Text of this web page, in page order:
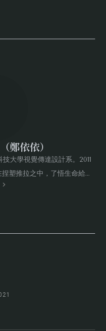
鄭依依）
大學視覺傳達設計系。2011
塑推拉之中，了悟生命給予
然決然告別職場，以更純然